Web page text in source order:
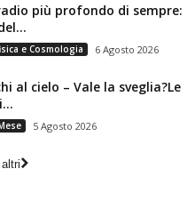
più profondo di sempre:
e Cosmologia 6 Agosto 2026
al cielo – Vale la sveglia?Le
5 Agosto 2026